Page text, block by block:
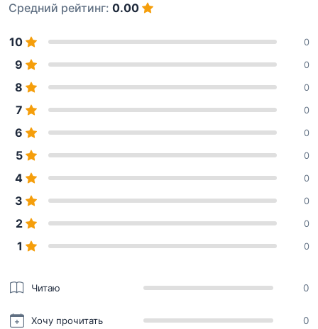
Средний рейтинг: 0.00
10 0
9 0
8 0
7 0
6 0
5 0
4 0
3 0
2 0
1 0
Читаю 0
Хочу прочитать 0